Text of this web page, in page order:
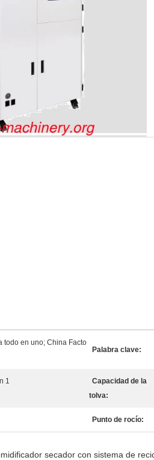
todo en uno; China Facto
Palabra clave:
1
Capacidad de la
tolva:
Punto de rocío:
secador con sistema de